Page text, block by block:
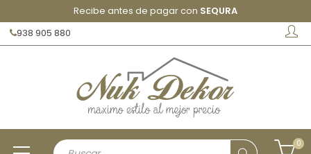
Recibe antes de pagar con SEQURA
938 905 880
0